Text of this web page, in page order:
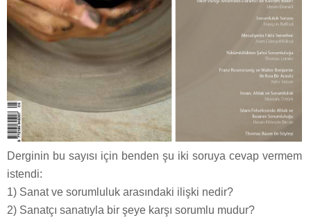
Derginin bu sayısı için benden şu iki soruya cevap vermem
istendi:
1) Sanat ve sorumluluk arasındaki ilişki nedir?
2) Sanatçı sanatıyla bir şeye karşı sorumlu mudur?